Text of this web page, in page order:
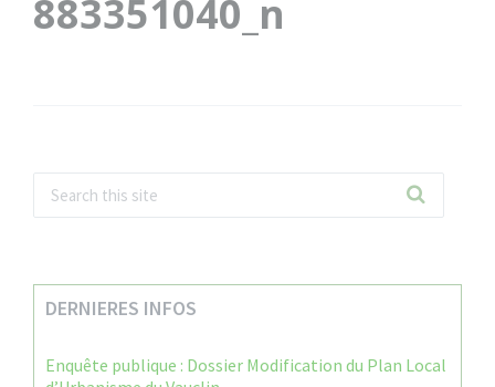
883351040_n
DERNIERES INFOS
Enquête publique : Dossier Modification du Plan Local